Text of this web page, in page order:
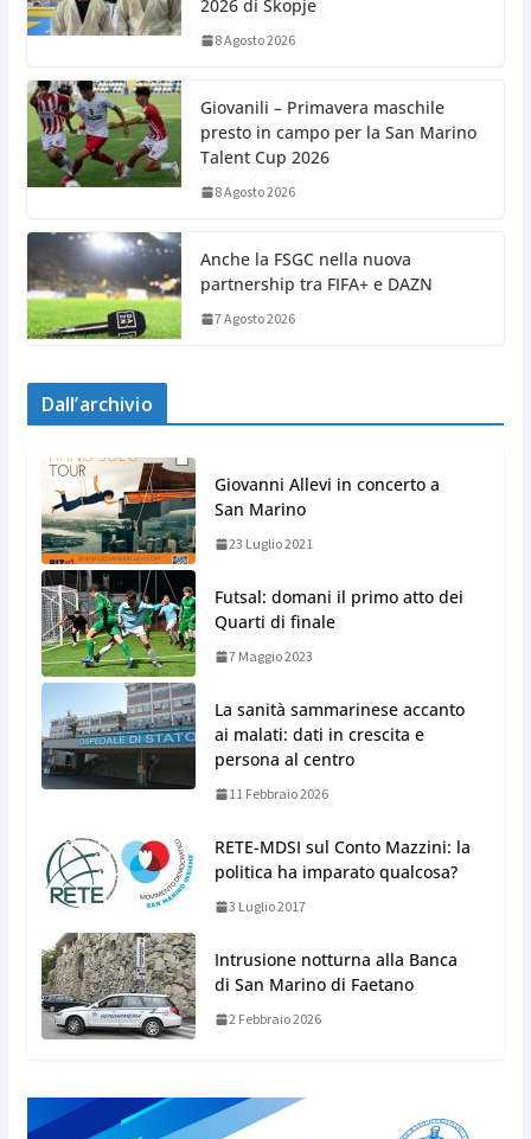
2026 di Skopje
8 Agosto 2026
Giovanili – Primavera maschile
presto in campo per la San Marino
Talent Cup 2026
8 Agosto 2026
Anche la FSGC nella nuova
partnership tra FIFA+ e DAZN
7 Agosto 2026
Dall’archivio
Giovanni Allevi in concerto a
San Marino
23 Luglio 2021
Futsal: domani il primo atto dei
Quarti di finale
7 Maggio 2023
La sanità sammarinese accanto
ai malati: dati in crescita e
persona al centro
11 Febbraio 2026
RETE-MDSI sul Conto Mazzini: la
politica ha imparato qualcosa?
3 Luglio 2017
Intrusione notturna alla Banca
di San Marino di Faetano
2 Febbraio 2026